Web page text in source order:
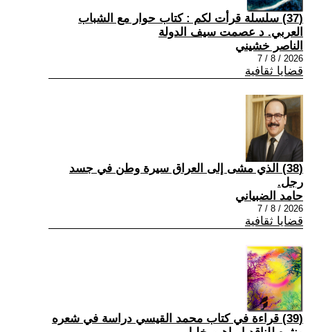
(37) سلسلة قرأت لكم : كتاب حوار مع الشباب
العربي. د عصمت سيف الدولة
الناصر خشيني
2026 / 8 / 7
قضايا ثقافية
(38) الذي مشى إلى العراق سيرة وطن في جسد
رجل.
حامد الضبياني
2026 / 8 / 7
قضايا ثقافية
(39) قراءة في كتاب محمد القيسي دراسة في شعره